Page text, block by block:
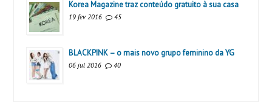
Korea Magazine traz conteúdo gratuito à sua casa
19 fev 2016 45
BLACKPINK – o mais novo grupo feminino da YG
06 jul 2016 40